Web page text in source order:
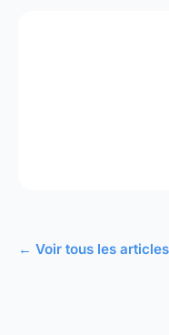
← Voir tous les